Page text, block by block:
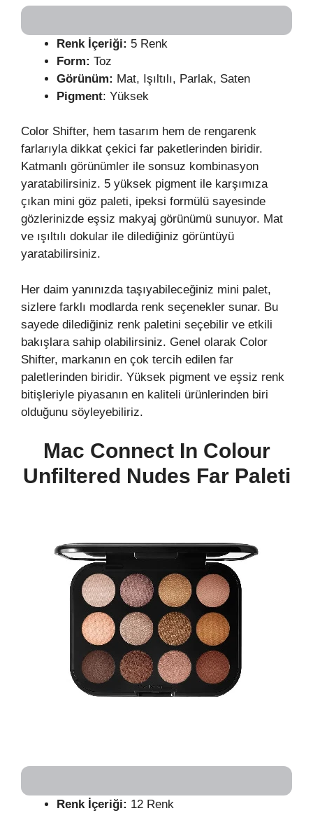
Renk İçeriği: 5 Renk
Form: Toz
Görünüm: Mat, Işıltılı, Parlak, Saten
Pigment: Yüksek
Color Shifter, hem tasarım hem de rengarenk
farlarıyla dikkat çekici far paketlerinden biridir.
Katmanlı görünümler ile sonsuz kombinasyon
yaratabilirsiniz. 5 yüksek pigment ile karşımıza
çıkan mini göz paleti, ipeksi formülü sayesinde
gözlerinizde eşsiz makyaj görünümü sunuyor. Mat
ve ışıltılı dokular ile dilediğiniz görüntüyü
yaratabilirsiniz.
Her daim yanınızda taşıyabileceğiniz mini palet,
sizlere farklı modlarda renk seçenekler sunar. Bu
sayede dilediğiniz renk paletini seçebilir ve etkili
bakışlara sahip olabilirsiniz. Genel olarak Color
Shifter, markanın en çok tercih edilen far
paletlerinden biridir. Yüksek pigment ve eşsiz renk
bitişleriyle piyasanın en kaliteli ürünlerinden biri
olduğunu söyleyebiliriz.
Mac Connect In Colour
Unfiltered Nudes Far Paleti
Renk İçeriği: 12 Renk